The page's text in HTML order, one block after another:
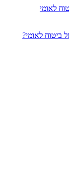
לאומי
ביטוח לאומי?